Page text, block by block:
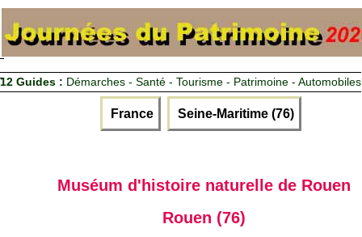
12 Guides : Démarches - Santé - Tourisme - Patrimoine - Automobiles
France Seine-Maritime (76)
Muséum d'histoire naturelle de Rouen
Rouen (76)